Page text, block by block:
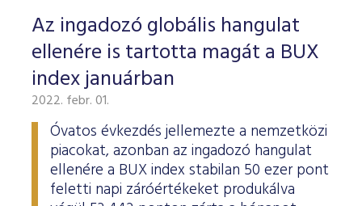
Az ingadozó globális hangulat
ellenére is tartotta magát a BUX
index januárban
2022. febr. 01.
Óvatos évkezdés jellemezte a nemzetközi
piacokat, azonban az ingadozó hangulat
ellenére a BUX index stabilan 50 ezer pont
feletti napi záróértékeket produkálva